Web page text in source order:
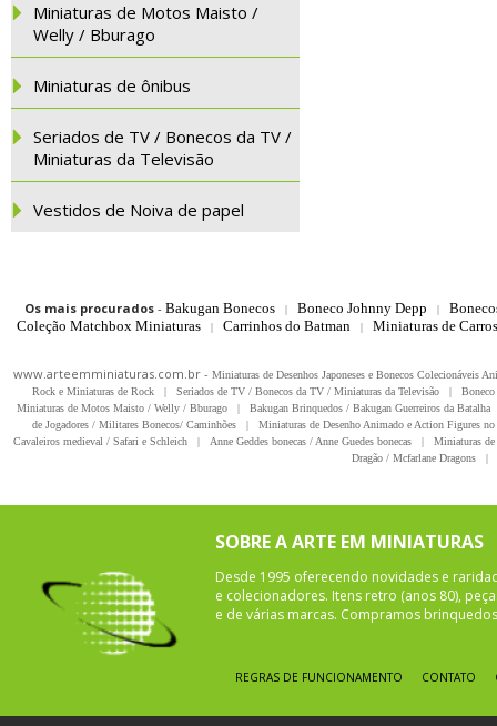
Miniaturas de Motos Maisto /
Welly / Bburago
Miniaturas de ônibus
Seriados de TV / Bonecos da TV /
Miniaturas da Televisão
Vestidos de Noiva de papel
Os mais procurados- Bakugan Bonecos | Boneco Johnny Depp |
Coleção Matchbox Miniaturas
| Carrinhos do Batman | Miniaturas de
www.arteemminiaturas.com.br - Miniaturas de Desenhos Japoneses e Bonecos Colecionáveis
Rock e Miniaturas de Rock
| Seriados de TV / Bonecos da TV / Miniaturas da Televisão |
Miniaturas de Motos Maisto / Welly / Bburago
| Bakugan Brinquedos / Bakugan Guerreiros da Batalha
de Jogadores / Militares Bonecos/ Caminhões
|
Miniaturas de Desenho Animado e Action Figures
Cavaleiros medieval / Safari e Schleich
| Anne Geddes bonecas / Anne Guedes bonecas |
Miniaturas
Dragão / Mcfarlane Dragons
|
SOBRE A ARTE EM MINIATURAS
Desde 1995 oferecendo novidades e
e colecionadores. Itens retro (anos 80),
e de várias marcas. Compramos
REGRAS DE FUNCIONAMENTO CONTATO